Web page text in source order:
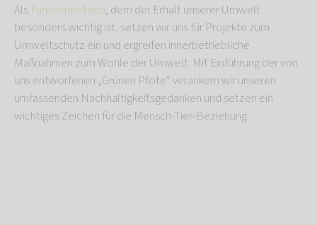
Als Familienbetrieb, dem der Erhalt unserer Umwelt
besonders wichtig ist, setzen wir uns für Projekte zum
Umweltschutz ein und ergreifen innerbetriebliche
Maßnahmen zum Wohle der Umwelt. Mit Einführung der von
uns entworfenen „Grünen Pfote“ verankern wir unseren
umfassenden Nachhaltigkeitsgedanken und setzen ein
wichtiges Zeichen für die Mensch-Tier-Beziehung.